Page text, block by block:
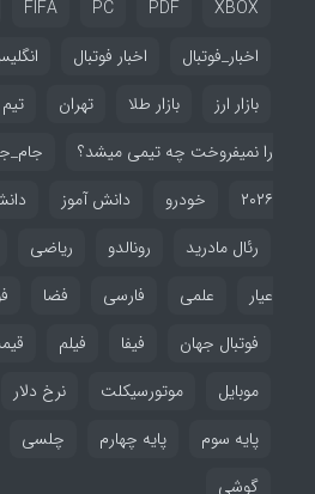
FIFA PC PDF XBOX
اخبار_فوتبال
اخبار فوتبال
بازار ارز
بازار طلا تهران
را نمیفروخت چه تیمی میشد؟
۲۰۲۶
خودرو دانش آموز
رئال مادرید
رونالدو ریاضی
عیار
علمی فارسی فضا
فوتبال جهان
فیفا فیلم
موبایل
موتورسیکلت نرخ دلار
پایه سوم
پایه چهارم چلسی
گوشی